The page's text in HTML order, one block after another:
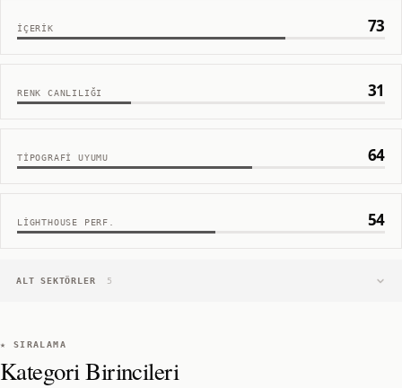
İÇERIK 73
RENK CANLILIĞI 31
TIPOGRAFI UYUMU 64
LIGHTHOUSE PERF. 54
ALT SEKTÖRLER 5
★ SIRALAMA
Kategori Birincileri